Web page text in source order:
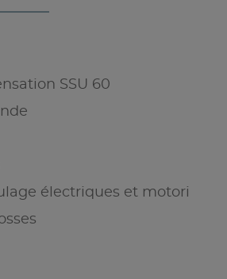
SSU 60
électriques et motori